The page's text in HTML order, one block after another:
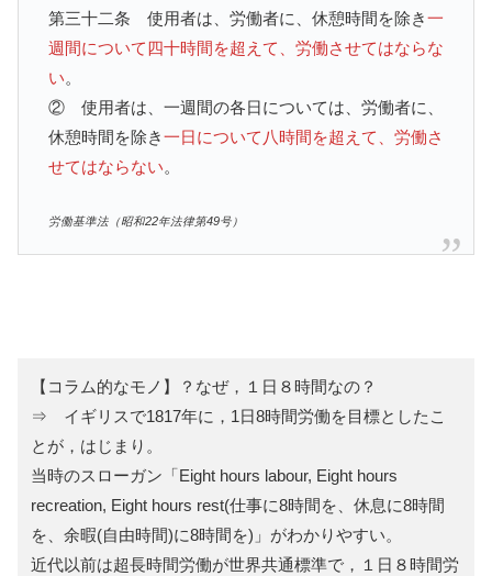
第三十二条 使用者は、労働者に、休憩時間を除き一
週間について四十時間を超えて、労働させてはならな
い。
② 使用者は、一週間の各日については、労働者に、
休憩時間を除き一日について八時間を超えて、労働さ
せてはならない。
労働基準法（昭和22年法律第49号）
【コラム的なモノ】？なぜ，１日８時間なの？
⇒ イギリスで1817年に，1日8時間労働を目標としたこ
とが，はじまり。
当時のスローガン「Eight hours labour, Eight hours
recreation, Eight hours rest(仕事に8時間を、休息に8時間
を、余暇(自由時間)に8時間を)」がわかりやすい。
近代以前は超長時間労働が世界共通標準で，１日８時間労